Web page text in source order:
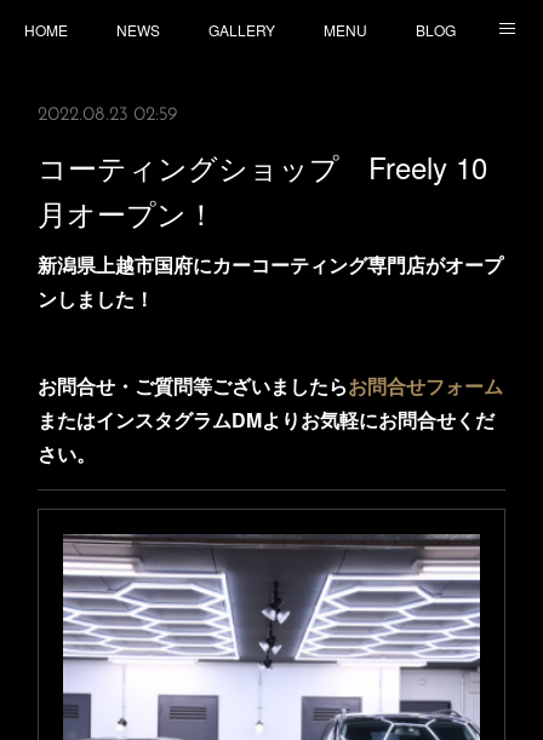
HOME NEWS GALLERY MENU BLOG
2022.08.23 02:59
コーティングショップ Freely 10
月オープン！
新潟県上越市国府にカーコーティング専門店がオープ
ンしました！
お問合せ・ご質問等ございましたらお問合せフォーム
またはインスタグラムDMよりお気軽にお問合せくだ
さい。